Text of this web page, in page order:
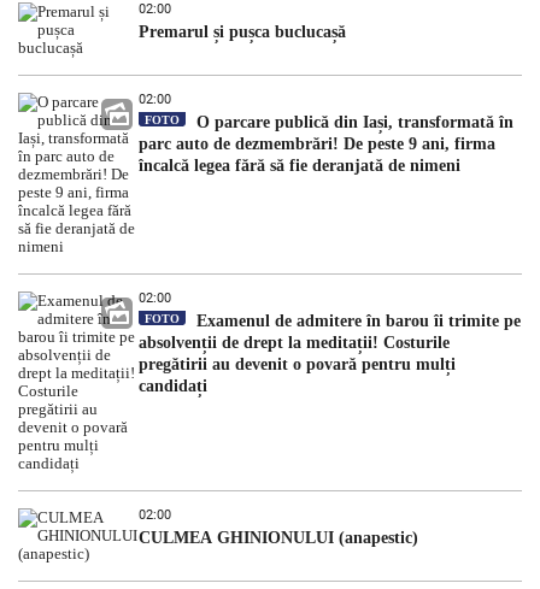
02:00
Premarul și pușca buclucașă
02:00
FOTO
O parcare publică din Iași, transformată în
parc auto de dezmembrări! De peste 9 ani, firma
încalcă legea fără să fie deranjată de nimeni
02:00
FOTO
Examenul de admitere în barou îi trimite pe
absolvenții de drept la meditații! Costurile
pregătirii au devenit o povară pentru mulți
candidați
02:00
CULMEA GHINIONULUI (anapestic)